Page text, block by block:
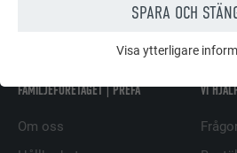
FAMILJEFÖRETAGET | PREFA
Om oss
VI
SPARA OCH
GRUNDLÄGGANDE
grundläggande funktioner. Detta
Visa information om
Visa ytterligare